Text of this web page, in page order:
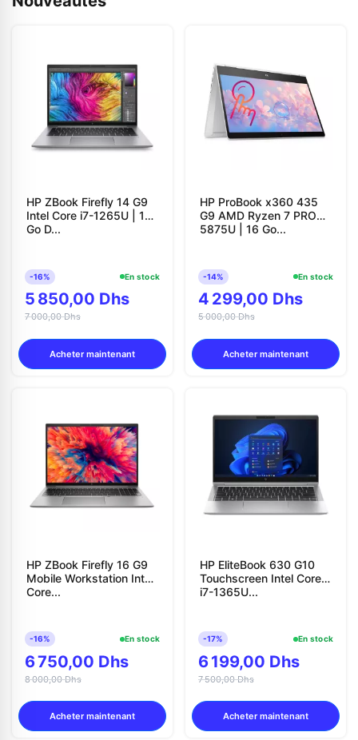
HP ZBook Firefly 14 G9
Intel Core i7-1265U | 16
Go D...
-16% En stock
5 850,00 Dhs
7 000,00 Dhs
Acheter maintenant
HP ProBook x360 435
G9 AMD Ryzen 7 PRO
5875U | 16 Go...
-14% En stock
4 299,00 Dhs
5 000,00 Dhs
Acheter maintenant
HP ZBook Firefly 16 G9
Mobile Workstation Intel
Core...
-16% En stock
6 750,00 Dhs
8 000,00 Dhs
Acheter maintenant
HP EliteBook 630 G10
Touchscreen Intel Core
i7-1365U...
-17% En stock
6 199,00 Dhs
7 500,00 Dhs
Acheter maintenant